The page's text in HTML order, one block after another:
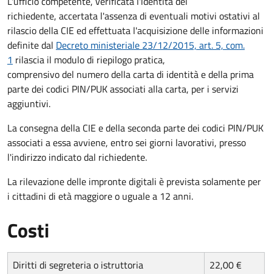
richiedente, accertata l'assenza di eventuali motivi ostativi al
rilascio della CIE ed effettuata l'acquisizione delle informazioni
definite dal Decreto ministeriale 23/12/2015, art. 5, com.
1 rilascia il modulo di riepilogo pratica,
comprensivo del numero della carta di identità e della prima
parte dei codici PIN/PUK associati alla carta, per i servizi
aggiuntivi.
La consegna della CIE e della seconda parte dei codici PIN/PUK
associati a essa avviene, entro sei giorni lavorativi, presso
l'indirizzo indicato dal richiedente.
La rilevazione delle impronte digitali è prevista solamente per
i cittadini di età maggiore o uguale a 12 anni.
Costi
Diritti di segreteria o istruttoria
22,00 €